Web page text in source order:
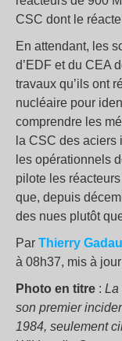
CSC dont le
En attendant, les
d’EDF et du CEA
travaux qu’ils ont
nucléaire pour
comprendre les
la CSC des aciers
les opérationnels
pilote les
que, depuis
des nues plutôt
Par Thierry
à 08h37, mis à
Photo en titre : La
son premier
1984, seulement